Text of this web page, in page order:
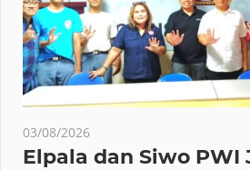
03/08/2026
Elpala dan Siwo PWI